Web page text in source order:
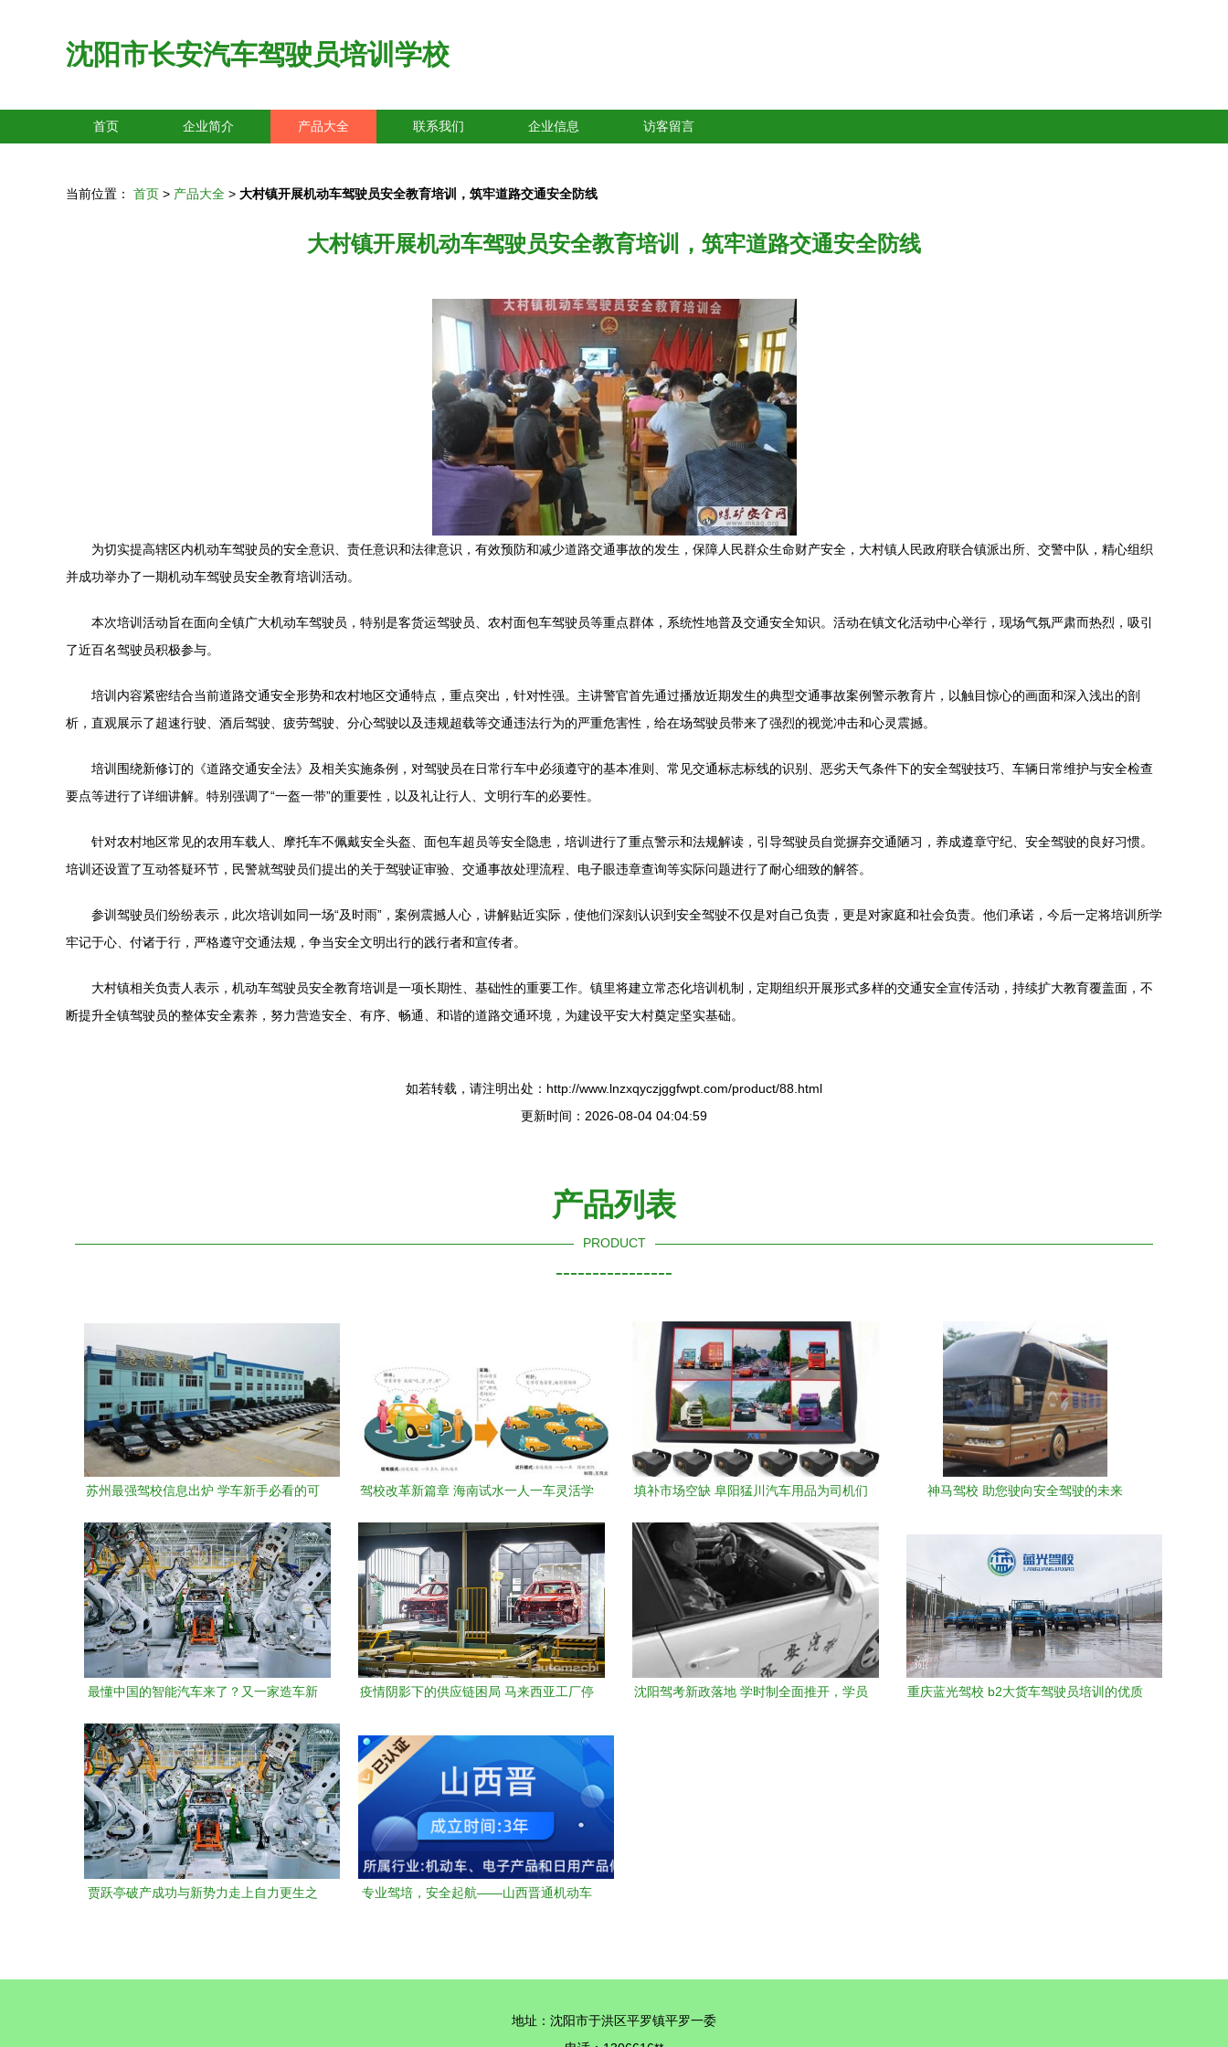
沈阳市长安汽车驾驶员培训学校
首页 企业简介 产品大全 联系我们 企业信息 访客留言
当前位置： 首页 > 产品大全 > 大村镇开展机动车驾驶员安全教育培训，筑牢道路交通安全防线
大村镇开展机动车驾驶员安全教育培训，筑牢道路交通安全防线
为切实提高辖区内机动车驾驶员的安全意识、责任意识和法律意识，有效预防和减少道路交通事故的发生，保障人民群众生命财产安全，大村镇人民政府联合镇派出所、交警中队，精心组织
并成功举办了一期机动车驾驶员安全教育培训活动。
本次培训活动旨在面向全镇广大机动车驾驶员，特别是客货运驾驶员、农村面包车驾驶员等重点群体，系统性地普及交通安全知识。活动在镇文化活动中心举行，现场气氛严肃而热烈，吸引
了近百名驾驶员积极参与。
培训内容紧密结合当前道路交通安全形势和农村地区交通特点，重点突出，针对性强。主讲警官首先通过播放近期发生的典型交通事故案例警示教育片，以触目惊心的画面和深入浅出的剖
析，直观展示了超速行驶、酒后驾驶、疲劳驾驶、分心驾驶以及违规超载等交通违法行为的严重危害性，给在场驾驶员带来了强烈的视觉冲击和心灵震撼。
培训围绕新修订的《道路交通安全法》及相关实施条例，对驾驶员在日常行车中必须遵守的基本准则、常见交通标志标线的识别、恶劣天气条件下的安全驾驶技巧、车辆日常维护与安全检查
要点等进行了详细讲解。特别强调了“一盔一带”的重要性，以及礼让行人、文明行车的必要性。
针对农村地区常见的农用车载人、摩托车不佩戴安全头盔、面包车超员等安全隐患，培训进行了重点警示和法规解读，引导驾驶员自觉摒弃交通陋习，养成遵章守纪、安全驾驶的良好习惯。
培训还设置了互动答疑环节，民警就驾驶员们提出的关于驾驶证审验、交通事故处理流程、电子眼违章查询等实际问题进行了耐心细致的解答。
参训驾驶员们纷纷表示，此次培训如同一场“及时雨”，案例震撼人心，讲解贴近实际，使他们深刻认识到安全驾驶不仅是对自己负责，更是对家庭和社会负责。他们承诺，今后一定将培训所学
牢记于心、付诸于行，严格遵守交通法规，争当安全文明出行的践行者和宣传者。
大村镇相关负责人表示，机动车驾驶员安全教育培训是一项长期性、基础性的重要工作。镇里将建立常态化培训机制，定期组织开展形式多样的交通安全宣传活动，持续扩大教育覆盖面，不
断提升全镇驾驶员的整体安全素养，努力营造安全、有序、畅通、和谐的道路交通环境，为建设平安大村奠定坚实基础。
如若转载，请注明出处：http://www.lnzxqyczjggfwpt.com/product/88.html
更新时间：2026-08-04 04:04:59
产品列表
PRODUCT
----------------
苏州最强驾校信息出炉 学车新手必看的可
驾校改革新篇章 海南试水一人一车灵活学
填补市场空缺 阜阳猛川汽车用品为司机们
革新
神马驾校 助您驶向安全驾驶的未来
最懂中国的智能汽车来了？又一家造车新
疫情阴影下的供应链困局 马来西亚工厂停
沈阳驾考新政落地 学时制全面推开，学员
重庆蓝光驾校 b2大货车驾驶员培训的优质
贾跃亭破产成功与新势力走上自力更生之
专业驾培，安全起航——山西晋通机动车
地址：沈阳市于洪区平罗镇平罗一委